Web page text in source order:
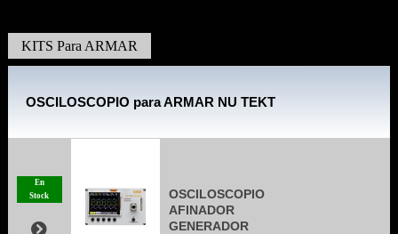
KITS Para ARMAR
OSCILOSCOPIO para ARMAR NU TEKT
En
Stock
OSCILOSCOPIO
AFINADOR
GENERADOR